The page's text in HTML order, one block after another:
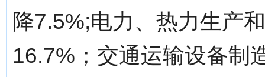
降7.5%;电力、热力生产
16.7%；交通运输设备制